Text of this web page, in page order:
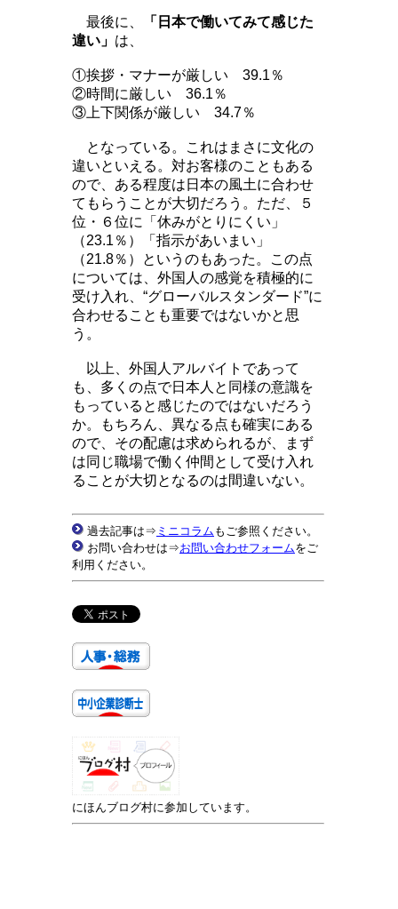
最後に、
「日本で働いてみて感じた
違い」 は、
①挨拶・マナーが厳しい 39.1％
②時間に厳しい 36.1％
③上下関係が厳しい 34.7％
となっている。これはまさに文化の
違いといえる。対お客様のこともある
ので、ある程度は日本の風土に合わせ
てもらうことが大切だろう。ただ、５
位・６位に「休みがとりにくい」
（23.1％）「指示があいまい」
（21.8％）というのもあった。この点
については、外国人の感覚を積極的に
受け入れ、“グローバルスタンダード”に
合わせることも重要ではないかと思
う。
以上、外国人アルバイトであって
も、多くの点で日本人と同様の意識を
もっていると感じたのではないだろう
か。もちろん、異なる点も確実にある
ので、その配慮は求められるが、まず
は同じ職場で働く仲間として受け入れ
ることが大切となるのは間違いない。
過去記事は⇒ ミニコラム もご参照ください。
お問い合わせは⇒お問い合わせフォームをご
利用ください。
にほんブログ村に参加しています。